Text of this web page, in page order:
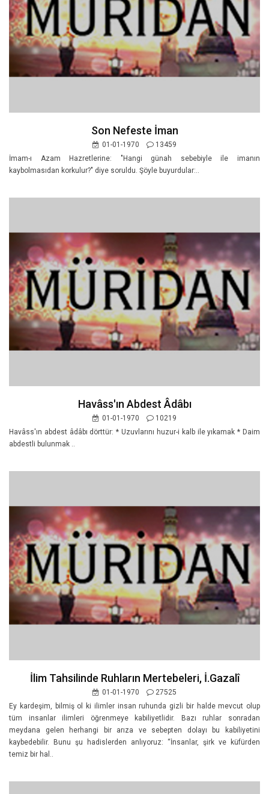
Son Nefeste İman
01-01-1970
13459
İmam-ı Azam Hazretlerine: "Hangi günah sebebiyle ile imanın
kaybolmasıdan korkulur?" diye soruldu. Şöyle buyurdular:..
Havâss'ın Abdest Âdâbı
01-01-1970
10219
Havâss'ın abdest âdâbı dörttür: * Uzuvlarını huzur-i kalb ile yıkamak * Daim
abdestli bulunmak ..
İlim Tahsilinde Ruhların Mertebeleri, İ.Gazalî
01-01-1970
27525
Ey kardeşim, bilmiş ol ki ilimler insan ruhunda gizli bir halde mevcut olup
tüm insanlar ilimleri öğrenmeye kabiliyetlidir. Bazı ruhlar sonradan
meydana gelen herhangi bir arıza ve sebepten dolayı bu kabiliyetini
kaybedebilir. Bunu şu hadislerden anlıyoruz: “İnsanlar, şirk ve küfürden
temiz bir hal..